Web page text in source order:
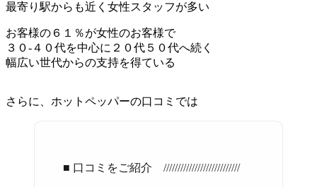
最寄り駅からも近く女性スタッフが多い
お客様の６１％が女性のお客様で
３０-４０代を中心に２０代５０代へ続く
幅広い世代からの支持を得ている
さらに、ホットペッパーの口コミでは
■ 口コミをご紹介 ///////////////////////////